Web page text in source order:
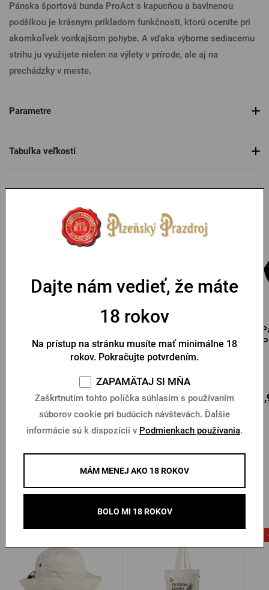
Pánska športová bunda ProAct s kapucňou a bavlnenou
podšíkou je krásnym príkladom funkčnosti, ktorú oceníte pri
akomkoľvek vonkajšom pohybe. A vďaka výborne sediacemu
strihu ju využijete nielen na výlety v prírode, ale aj na
prechádzky v meste.
Parametre
Tabuľka veľkostí
bunda Pilsner Urquell
73,48 € Kúpiť
-35 %
čierna
48,24 € Kúpiť
Ďalšie produkty od Šariše
Dajte nám vedieť, že máte
18 rokov
Na prístup na stránku musíte mať minimálne 18
rokov. Pokračujte potvrdením.
ZAPAMÄTAJ SI MŇA
Zaškrtnutím tohto políčka súhlasím s používaním
súborov cookie pri budúcich návštevách. Ďalšie
informácie sú k dispozícii v Podmienkach používania.
MÁM MENEJ AKO 18 ROKOV
BOLO MI 18 ROKOV